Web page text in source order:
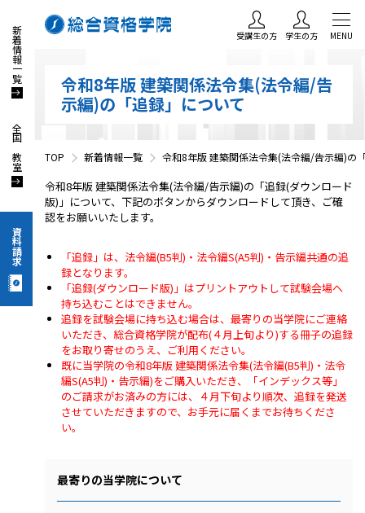
新着情報一覧
全国の教室
資料請求
受講生の方 学生の方 MENU
令和8年版 建築関係法令集(法令編/告
示編)の「追録」について
TOP 新着情報一覧 令和8年版 建築関係法令集(法令編/告示編)の
令和8年版 建築関係法令集(法令編/告示編)の「追録(ダウンロード
版)」について、下記のボタンからダウンロードして頂き、ご確
認をお願いいたします。
「追録」は、法令編(B5判)・法令編S(A5判)・告示編共通の追
録となります。
「追録(ダウンロード版)」はプリントアウトして試験会場へ
持ち込むことはできません。
追録を試験会場に持ち込む場合は、最寄りの当学院にご連絡
いただき、総合資格学院が配布(４月上旬より)する冊子の追録
をお取り寄せのうえ、ご利用ください。
既に当学院の令和8年版 建築関係法令集(法令編(B5判)・法令
編S(A5判)・告示編)をご購入いただき、「インデックス等」
のご請求がお済みの方には、４月下旬より順次、追録を発送
させていただきますので、お手元に届くまでお待ちくださ
い。
最寄りの当学院について